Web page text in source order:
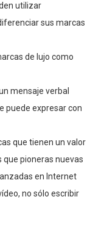
utilizar
sus marcas
de lujo como
mensaje verbal
puede expresar con
que tienen un valor
que pioneras nuevas
en Internet
no sólo escribir